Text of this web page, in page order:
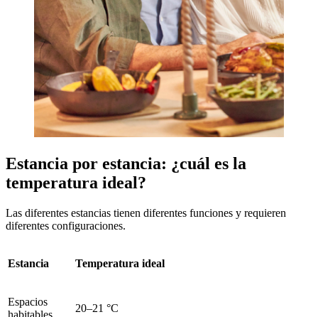
Estancia por estancia: ¿cuál es la
temperatura ideal?
Las diferentes estancias tienen diferentes funciones y requieren
diferentes configuraciones.
Estancia Temperatura ideal
Espacios
habitables
20–21 °C